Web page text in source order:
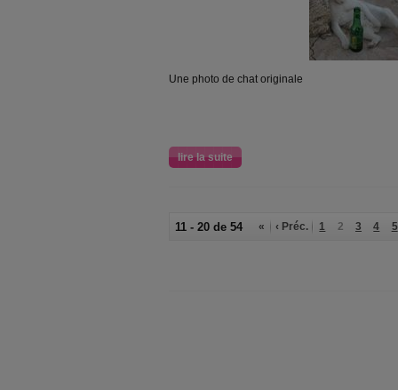
Une photo de chat originale
lire la suite
11 - 20 de 54 « ‹ Préc. 1 2 3 4 5